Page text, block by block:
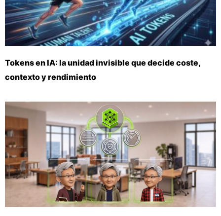
Tokens en IA: la unidad invisible que decide coste,
contexto y rendimiento